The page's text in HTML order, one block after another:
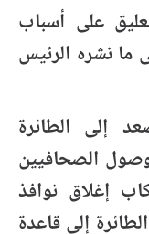
على أسباب
ما نشره الرئيس
إلى الطائرة
الصحافيين
إغلاق نوافذ
إلى قاعدة